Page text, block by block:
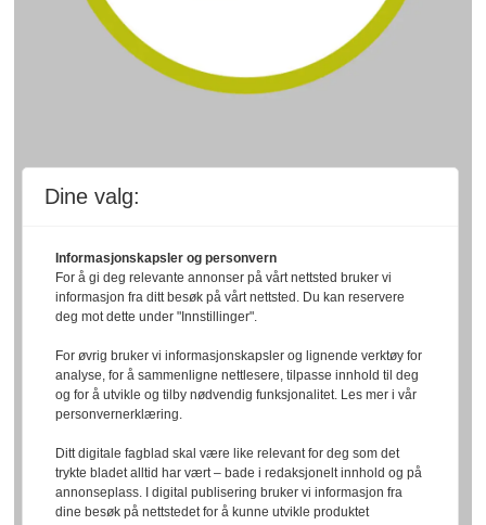
Dine valg:
Informasjonskapsler og personvern
For å gi deg relevante annonser på vårt nettsted bruker vi
informasjon fra ditt besøk på vårt nettsted. Du kan reservere
deg mot dette under "Innstillinger".
For øvrig bruker vi informasjonskapsler og lignende verktøy for
analyse, for å sammenligne nettlesere, tilpasse innhold til deg
og for å utvikle og tilby nødvendig funksjonalitet. Les mer i vår
personvernerklæring.
Ditt digitale fagblad skal være like relevant for deg som det
trykte bladet alltid har vært – bade i redaksjonelt innhold og på
annonseplass. I digital publisering bruker vi informasjon fra
dine besøk på nettstedet for å kunne utvikle produktet